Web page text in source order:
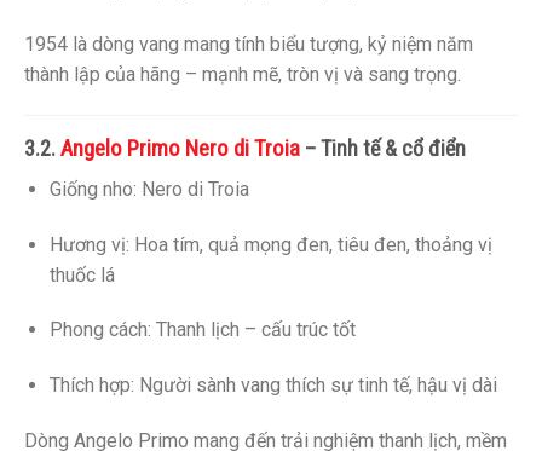
1954 là dòng vang mang tính biểu tượng, kỷ niệm năm
thành lập của hãng – mạnh mẽ, tròn vị và sang trọng.
3.2.Angelo Primo Nero di Troia – Tinh tế & cổ điển
Giống nho: Nero di Troia
Hương vị: Hoa tím, quả mọng đen, tiêu đen, thoảng vị
thuốc lá
Phong cách: Thanh lịch – cấu trúc tốt
Thích hợp: Người sành vang thích sự tinh tế, hậu vị dài
Dòng Angelo Primo mang đến trải nghiệm thanh lịch, mềm